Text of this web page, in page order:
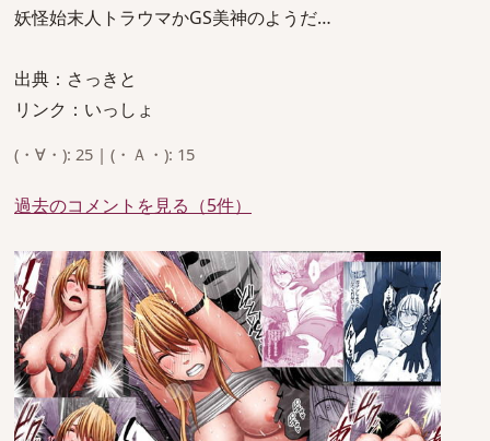
妖怪始末人トラウマかGS美神のようだ…
出典：さっきと
リンク：いっしょ
(・∀・): 25 | (・Ａ・): 15
過去のコメントを見る（5件）